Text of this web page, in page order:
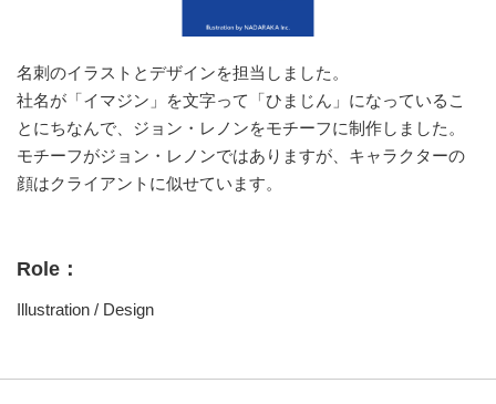
名刺のイラストとデザインを担当しました。
社名が「イマジン」を文字って「ひまじん」になっているこ
とにちなんで、ジョン・レノンをモチーフに制作しました。
モチーフがジョン・レノンではありますが、キャラクターの
顔はクライアントに似せています。
Role：
Illustration / Design